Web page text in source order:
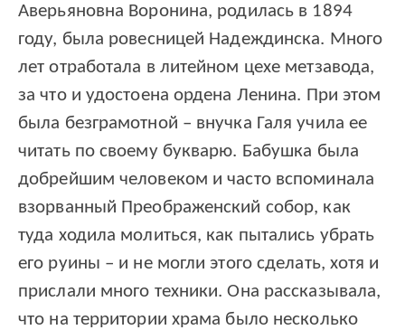
Аверьяновна Воронина, родилась в 1894
году, была ровесницей Надеждинска. Много
лет отработала в литейном цехе метзавода,
за что и удостоена ордена Ленина. При этом
была безграмотной – внучка Галя учила ее
читать по своему букварю. Бабушка была
добрейшим человеком и часто вспоминала
взорванный Преображенский собор, как
туда ходила молиться, как пытались убрать
его руины – и не могли этого сделать, хотя и
прислали много техники. Она рассказывала,
что на территории храма было несколько